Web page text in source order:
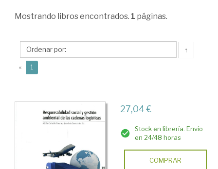
Carballo
Adolfo
Mostrando libros encontrados. 1 páginas.
↑
« 1
27,04 €
Stock en librería. Envío
en 24/48 horas
COMPRAR